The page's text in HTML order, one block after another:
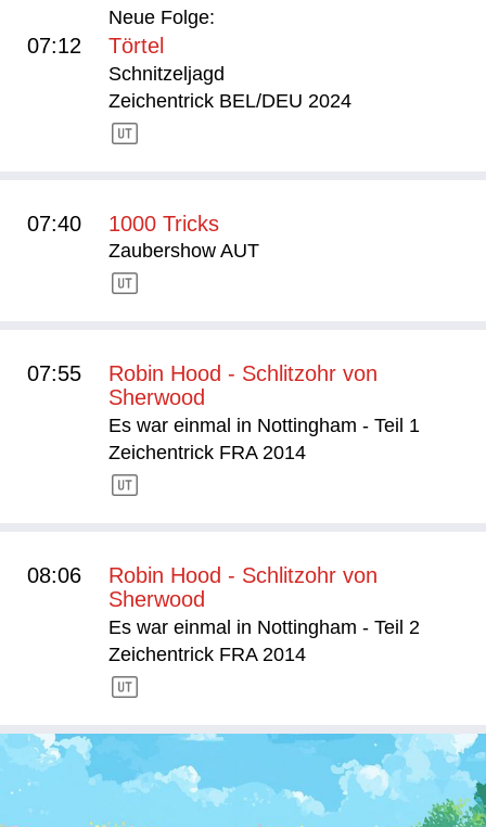
Neue Folge:
07:12 Törtel
Schnitzeljagd
Zeichentrick BEL/DEU 2024
07:40 1000 Tricks
Zaubershow AUT
07:55
Robin Hood - Schlitzohr von
Sherwood
Es war einmal in Nottingham - Teil 1
Zeichentrick FRA 2014
08:06
Robin Hood - Schlitzohr von
Sherwood
Es war einmal in Nottingham - Teil 2
Zeichentrick FRA 2014